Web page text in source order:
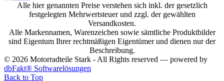
Alle hier genannten Preise verstehen sich inkl. der gesetzlich
festgelegten Mehrwertsteuer und zzgl. der gewählten
Versandkosten.
Alle Markennamen, Warenzeichen sowie sämtliche Produktbilder
sind Eigentum Ihrer rechtmäßigen Eigentümer und dienen nur der
Beschreibung.
© 2026 Motorradteile Stark - All Rights reserved — powered by
dbFakt® Softwarelösungen
Back to Top